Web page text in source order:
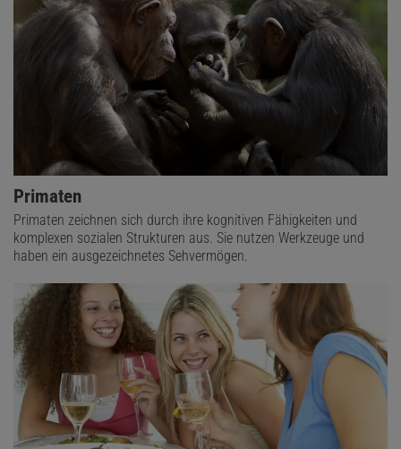
Primaten
Primaten zeichnen sich durch ihre kognitiven Fähigkeiten und
komplexen sozialen Strukturen aus. Sie nutzen Werkzeuge und
haben ein ausgezeichnetes Sehvermögen.